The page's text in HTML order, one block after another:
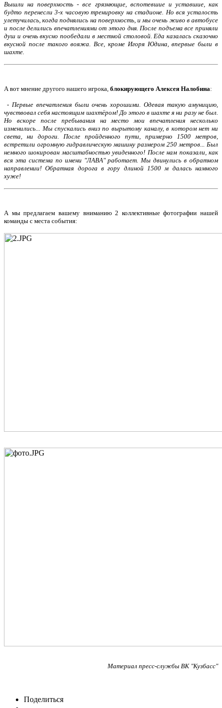
Вышли на поверхность - все грязнющие, вспотевшие и уставшие, как
будто перенесли 3-х часовую тренировку на стадионе. Но вся усталость
улетучилась, когда поднялись на поверхность, и мы очень живо в автобусе
и после делились впечатлениями от этого дня. После подъема все приняли
душ и очень вкусно пообедали в местной столовой. Еда казалась сказочно
вкусной после такого вояжа. Все, кроме Игоря Юдина, впервые были в
шахте.
А вот мнение другого нашего игрока, блокирующего Алексея Налобина:
- Первые впечатления были очень хорошими. Одевая такую амуницию,
чувствовал себя настоящим шахтёром! До этого в шахте я ни разу не был.
Но вскоре после пребывания на место мои впечатления несколько
изменились... Мы спускались вниз по вырытому каналу, в котором нет ни
света, ни дороги. После пройденного пути, примерно 1500 метров,
встретили огромную гидравлическую машину размером 250 метров... Был
немного шокирован масштабностью увиденного! После нам показали, как
вся эта система по имени "ЛАВА" работает. Мы двинулись в обратном
направлении! Обратная дорога в гору длиной 1500 м далась намного
хуже!
А мы предлагаем вашему вниманию 2 коллективные фотографии нашей
команды с места события:
Материал пресс-службы ВК "Кузбасс"
Поделиться